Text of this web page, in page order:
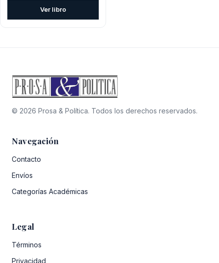
original
era:
es:
Ver libro
© 2026 Prosa & Política. Todos los derechos reservados.
Navegación
Contacto
Envíos
Categorías Académicas
Legal
Términos
Privacidad